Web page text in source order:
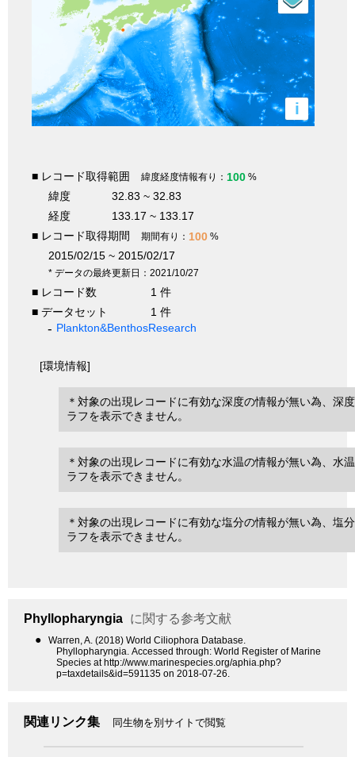
i
■ レコード取得範囲 緯度経度情報有り： 100 %
緯度
32.83 ~ 32.83
経度
133.17 ~ 133.17
■ レコード取得期間
期間有り： 100 %
2015/02/15 ~ 2015/02/17
* データの最終更新日：2021/10/27
■ レコード数
1 件
■ データセット
1 件
Plankton&BenthosResearch
[環境情報]
＊対象の出現レコードに有効な深度の情報が無い為、深
ラフを表示できません。
＊対象の出現レコードに有効な水温の情報が無い為、水
ラフを表示できません。
＊対象の出現レコードに有効な塩分の情報が無い為、塩
ラフを表示できません。
Phyllopharyngia に関する参考文献
●
Warren, A. (2018) World Ciliophora Database.
Phyllopharyngia. Accessed through: World Register of Marine
Species at http://www.marinespecies.org/aphia.php?
p=taxdetails&id=591135 on 2018-07-26.
関連リンク集 同生物を別サイトで閲覧